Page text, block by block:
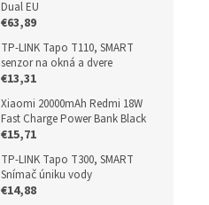
Dual EU
€63,89
TP-LINK Tapo T110, SMART
senzor na okná a dvere
€13,31
Xiaomi 20000mAh Redmi 18W
Fast Charge Power Bank Black
€15,71
TP-LINK Tapo T300, SMART
Snímač úniku vody
€14,88